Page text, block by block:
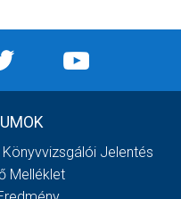
Jelentés
Melléklet